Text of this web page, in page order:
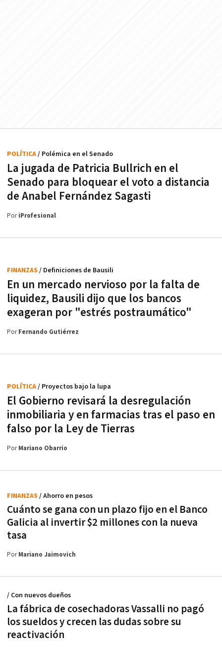
La jugada de Patricia Bullrich en el
Senado para bloquear el voto a distancia
de Anabel Fernández Sagasti
POLÍTICA/ Polémica en el Senado
PoriProfesional
En un mercado nervioso por la falta de
liquidez, Bausili dijo que los bancos
exageran por "estrés postraumático"
FINANZAS / Definiciones de Bausili
PorFernando Gutiérrez
El Gobierno revisará la desregulación
inmobiliaria y en farmacias tras el paso en
falso por la Ley de Tierras
POLÍTICA/ Proyectos bajo la lupa
PorMariano Obarrio
Cuánto se gana con un plazo fijo en el Banco
Galicia al invertir $2 millones con la nueva
tasa
FINANZAS / Ahorro en pesos
PorMariano Jaimovich
La fábrica de cosechadoras Vassalli no pagó
los sueldos y crecen las dudas sobre su
reactivación
/ Con nuevos dueños